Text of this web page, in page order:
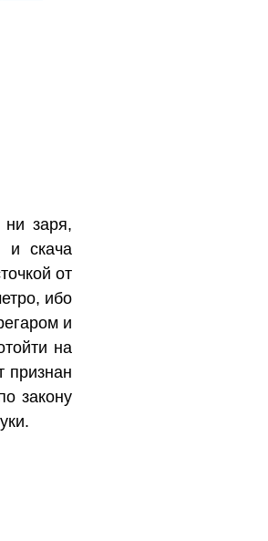
заря,
и скача
от
ибо
и
на
признан
закону